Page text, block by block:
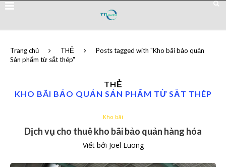
Trang chủ THẺ
Posts tagged with "Kho bãi bảo quản
Sản phẩm từ sắt thép"
THẺ
KHO BÃI BẢO QUẢN SẢN PHẨM TỪ SẮT THÉP
Kho bãi
Dịch vụ cho thuê kho bãi bảo quản hàng hóa
Viết bởi Joel Luong